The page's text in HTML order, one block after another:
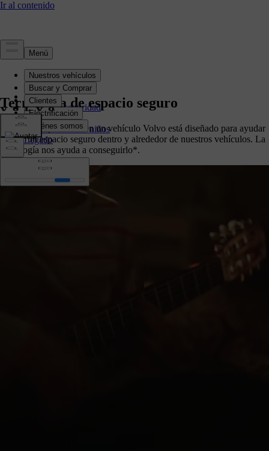
Seguridad
Resumen
Norma de seguridad
Tecnología
Seguridad de los niños
Legado
Tecnología de espacio seguro
Todo lo que ponemos en un vehículo Volvo está diseñado para ayudar
a crear un espacio seguro dentro y alrededor de nuestros vehículos. La
tecnología nos ayuda a conseguirlo*.